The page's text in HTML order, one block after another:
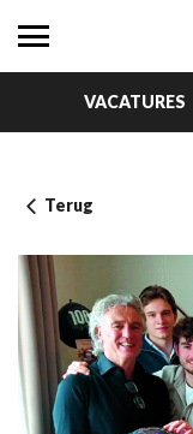
VACATURES
Terug